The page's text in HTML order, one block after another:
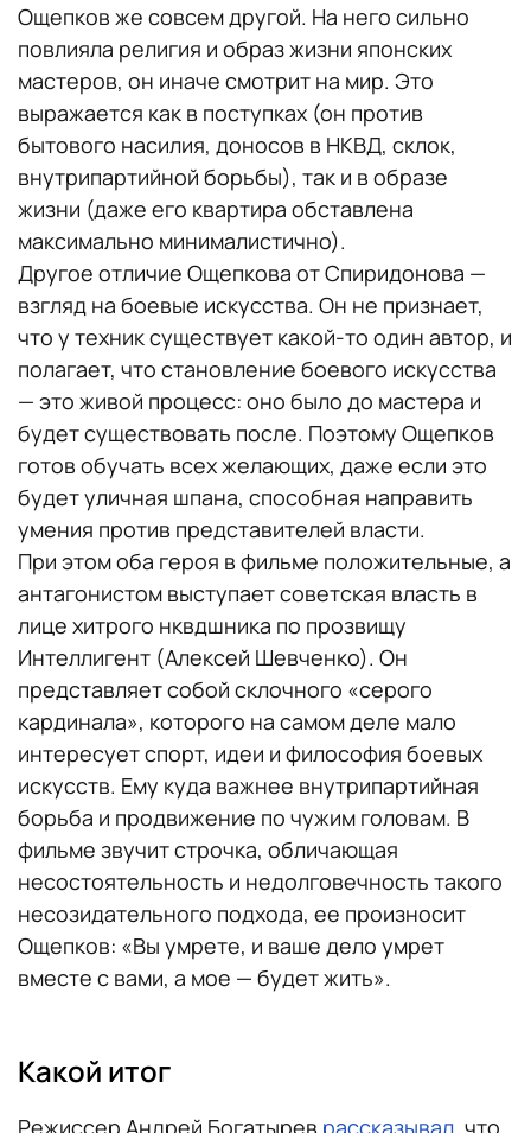
Ощепков же совсем другой. На него сильно
повлияла религия и образ жизни японских
мастеров, он иначе смотрит на мир. Это
выражается как в поступках (он против
бытового насилия, доносов в НКВД, склок,
внутрипартийной борьбы), так и в образе
жизни (даже его квартира обставлена
максимально минималистично).
Другое отличие Ощепкова от Спиридонова —
взгляд на боевые искусства. Он не признает,
что у техник существует какой-то один автор, и
полагает, что становление боевого искусства
— это живой процесс: оно было до мастера и
будет существовать после. Поэтому Ощепков
готов обучать всех желающих, даже если это
будет уличная шпана, способная направить
умения против представителей власти.
При этом оба героя в фильме положительные, а
антагонистом выступает советская власть в
лице хитрого нквдшника по прозвищу
Интеллигент (Алексей Шевченко). Он
представляет собой склочного «серого
кардинала», которого на самом деле мало
интересует спорт, идеи и философия боевых
искусств. Ему куда важнее внутрипартийная
борьба и продвижение по чужим головам. В
фильме звучит строчка, обличающая
несостоятельность и недолговечность такого
несозидательного подхода, ее произносит
Ощепков: «Вы умрете, и ваше дело умрет
вместе с вами, а мое — будет жить».
Какой итог
Режиссер Андрей Богатырев рассказывал , что